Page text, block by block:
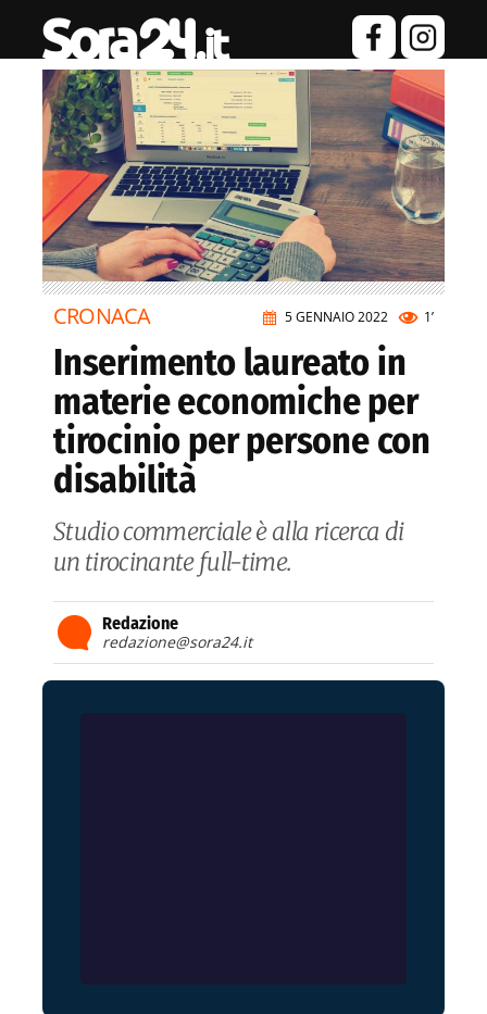
5 GENNAIO 2022 1’
CRONACA
Inserimento laureato in
materie economiche per
tirocinio per persone con
disabilità
Studio commerciale è alla ricerca di
un tirocinante full-time.
Redazione
redazione@sora24.it